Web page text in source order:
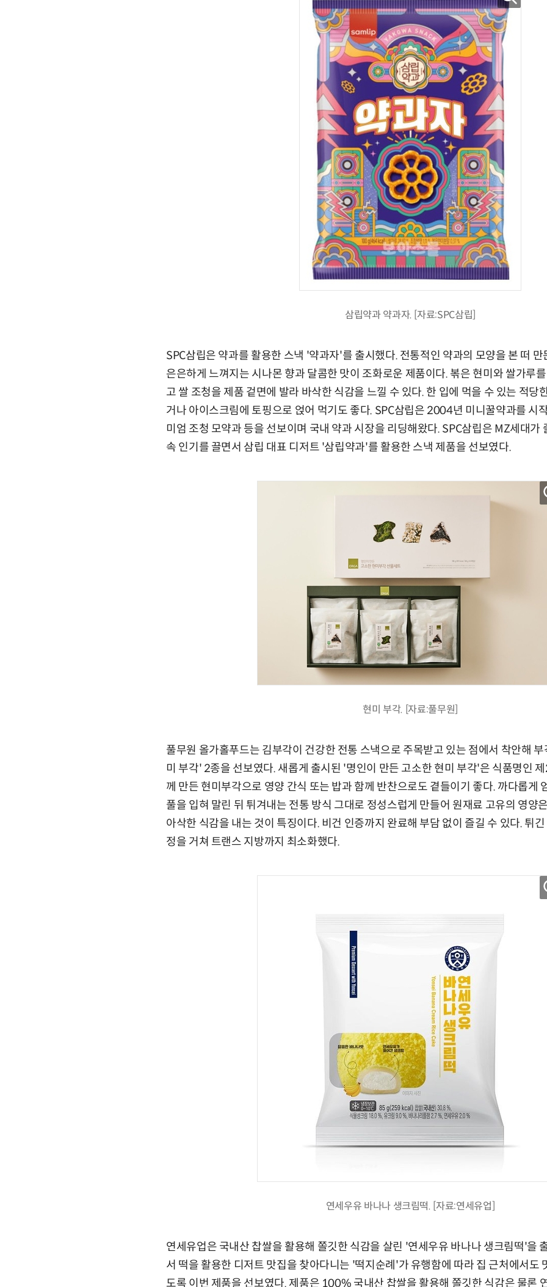
삼립약과 약과자. [자료:SPC삼립]
SPC삼립은 약과를 활용한 스낵 '약과자'를 출시했다. 전통적인 약과의 모양을 본 떠 만
은은하게 느껴지는 시나몬 향과 달콤한 맛이 조화로운 제품이다. 볶은 현미와 쌀가루
고 쌀 조청을 제품 겉면에 발라 바삭한 식감을 느낄 수 있다. 한 입에 먹을 수 있는 적당
거나 아이스크림에 토핑으로 얹어 먹기도 좋다. SPC삼립은 2004년 미니꿀약과를 시
미엄 조청 모약과 등을 선보이며 국내 약과 시장을 리딩해왔다. SPC삼립은 MZ세대가
속 인기를 끌면서 삼립 대표 디저트 '삼립약과'를 활용한 스낵 제품을 선보였다.
현미 부각. [자료:풀무원]
풀무원 올가홀푸드는 김부각이 건강한 전통 스낵으로 주목받고 있는 점에서 착안해
미 부각' 2종을 선보였다. 새롭게 출시된 '명인이 만든 고소한 현미 부각'은 식품명인
께 만든 현미부각으로 영양 간식 또는 밥과 함께 반찬으로도 곁들이기 좋다. 까다롭게
풀을 입혀 말린 뒤 튀겨내는 전통 방식 그대로 정성스럽게 만들어 원재료 고유의 영양
아삭한 식감을 내는 것이 특징이다. 비건 인증까지 완료해 부담 없이 즐길 수 있다. 튀
정을 거쳐 트랜스 지방까지 최소화했다.
연세우유 바나나 생크림떡. [자료:연세유업]
연세유업은 국내산 찹쌀을 활용해 쫄깃한 식감을 살린 '연세우유 바나나 생크림떡'을
서 떡을 활용한 디저트 맛집을 찾아다니는 '떡지순례'가 유행함에 따라 집 근처에서도
도록 이번 제품을 선보였다. 제품은 100% 국내산 찹쌀을 활용해 쫄깃한 식감은 물론